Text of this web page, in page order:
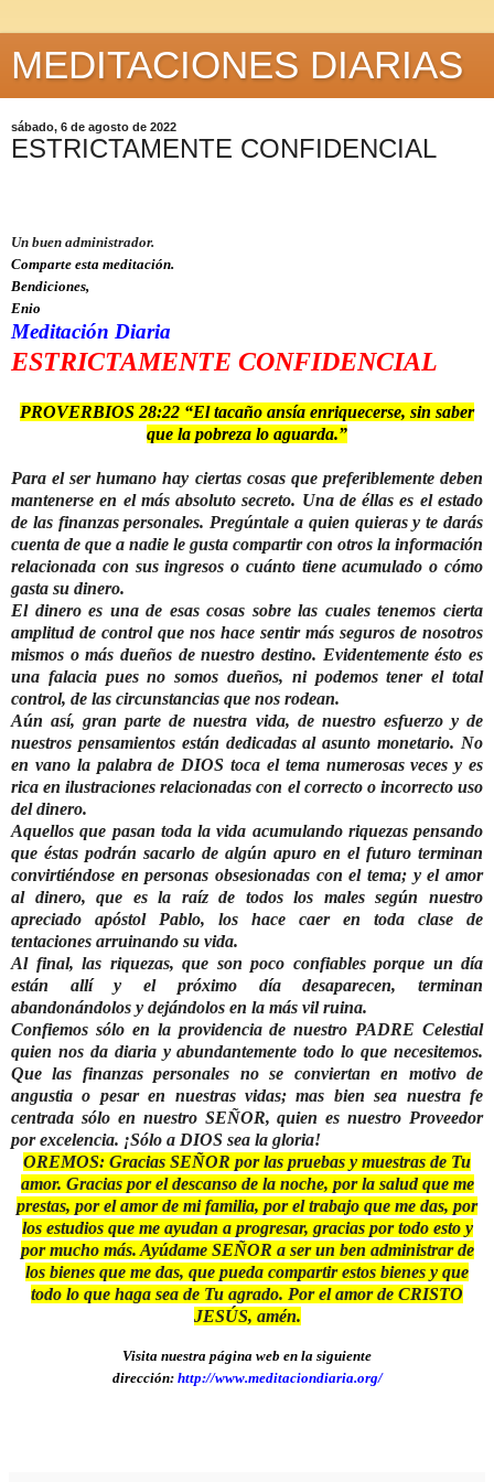
MEDITACIONES DIARIAS
sábado, 6 de agosto de 2022
ESTRICTAMENTE CONFIDENCIAL
Un buen administrador.
Comparte esta meditación.
Bendiciones,
Enio
Meditación Diaria
ESTRICTAMENTE CONFIDENCIAL
PROVERBIOS 28:22 “El tacaño ansía enriquecerse, sin saber
que la pobreza lo aguarda.”
Para el ser humano hay ciertas cosas que preferiblemente deben
mantenerse en el más absoluto secreto. Una de éllas es el estado
de las finanzas personales. Pregúntale a quien quieras y te darás
cuenta de que a nadie le gusta compartir con otros la información
relacionada con sus ingresos o cuánto tiene acumulado o cómo
gasta su dinero.
El dinero es una de esas cosas sobre las cuales tenemos cierta
amplitud de control que nos hace sentir más seguros de nosotros
mismos o más dueños de nuestro destino. Evidentemente ésto es
una falacia pues no somos dueños, ni podemos tener el total
control, de las circunstancias que nos rodean.
Aún así, gran parte de nuestra vida, de nuestro esfuerzo y de
nuestros pensamientos están dedicadas al asunto monetario. No
en vano la palabra de DIOS toca el tema numerosas veces y es
rica en ilustraciones relacionadas con el correcto o incorrecto uso
del dinero.
Aquellos que pasan toda la vida acumulando riquezas pensando
que éstas podrán sacarlo de algún apuro en el futuro terminan
convirtiéndose en personas obsesionadas con el tema; y el amor
al dinero, que es la raíz de todos los males según nuestro
apreciado apóstol Pablo, los hace caer en toda clase de
tentaciones arruinando su vida.
Al final, las riquezas, que son poco confiables porque un día
están allí y el próximo día desaparecen, terminan
abandonándolos y dejándolos en la más vil ruina.
Confiemos sólo en la providencia de nuestro PADRE Celestial
quien nos da diaria y abundantemente todo lo que necesitemos.
Que las finanzas personales no se conviertan en motivo de
angustia o pesar en nuestras vidas; mas bien sea nuestra fe
centrada sólo en nuestro SEÑOR, quien es nuestro Proveedor
por excelencia. ¡Sólo a DIOS sea la gloria!
OREMOS: Gracias SEÑOR por las pruebas y muestras de Tu
amor. Gracias por el descanso de la noche, por la salud que me
prestas, por el amor de mi familia, por el trabajo que me das, por
los estudios que me ayudan a progresar, gracias por todo esto y
por mucho más. Ayúdame SEÑOR a ser un ben administrar de
los bienes que me das, que pueda compartir estos bienes y que
todo lo que haga sea de Tu agrado. Por el amor de CRISTO
JESÚS, amén.
Visita nuestra página web en la siguiente
dirección: http://www.meditaciondiaria.org/